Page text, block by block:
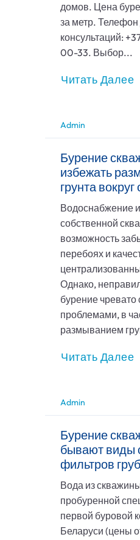
домов. Цена
за метр. Телефон
консультаций:
00-33. Выбор...
Читать Далее
Admin
Бурение
избежать
грунта
Водоснабжение
собственной
возможность
перебоях и
Однако,
бурение
проблемами, в
размыванием
Читать Далее
Admin
Бурение
бывают виды
фильтров
Вода из
пробуренной
первой буровой
Беларуси (цены